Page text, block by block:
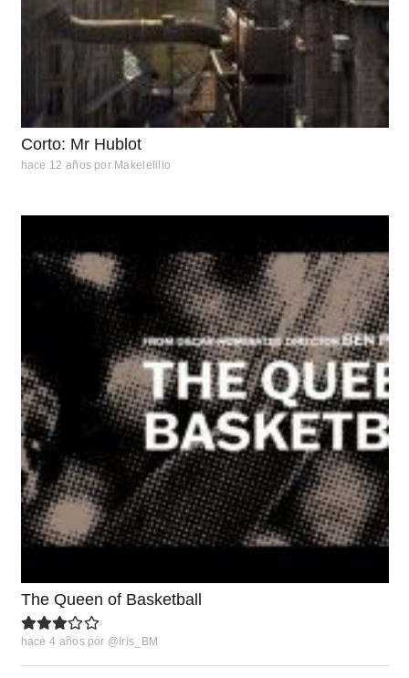
Corto: Mr Hublot
hace 12 años por Makelelillo
The Queen of Basketball
hace 4 años por @Iris_BM